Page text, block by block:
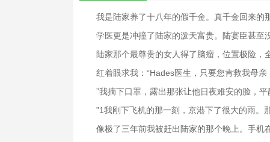
我是陆家养了十八年的假千金。真千金回来的
学医更是冲撞了陆家的泼天富贵。陆宴臣甚至
陆家那个最尊贵的女人得了脑瘤，位置极险，
红着眼求我：“Hades医生，只要您肯救我母亲
”我摘下口罩，露出那张让他日夜难安的脸，
”1我刚下飞机的那一刻，京港下了很大的雨。
像极了三年前我被赶出陆家的那个晚上。手机